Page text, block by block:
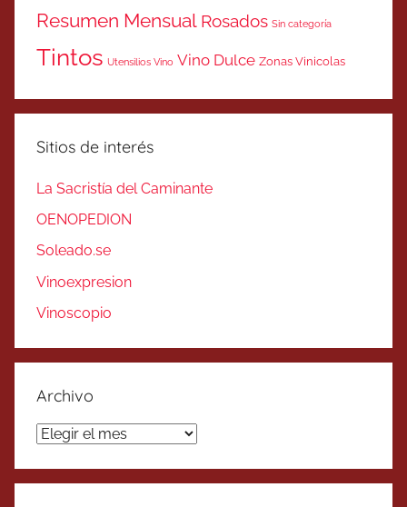
Resumen Mensual Rosados Sin categoría
Tintos Utensilios Vino Vino Dulce Zonas Vinicolas
Sitios de interés
La Sacristía del Caminante
OENOPEDION
Soleado.se
Vinoexpresion
Vinoscopio
Archivo
Archivo